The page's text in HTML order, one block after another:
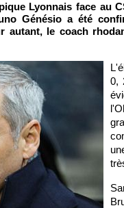
Lyonnais face au
Génésio a été
autant, le coach
0,